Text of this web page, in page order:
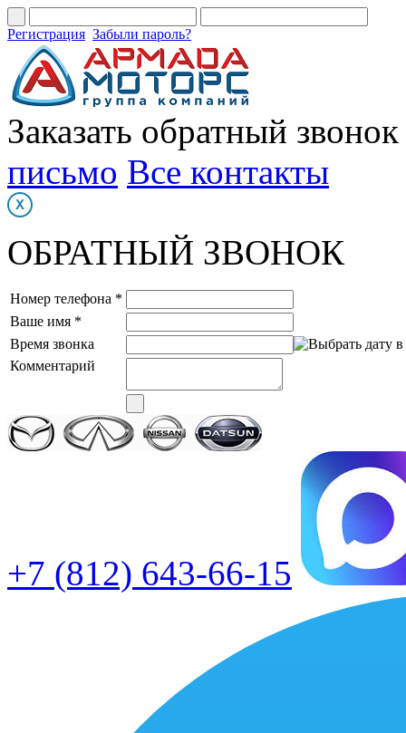
Регистрация Забыли пароль?
Заказать обратный звонок
письмо Все контакты
ОБРАТНЫЙ ЗВОНОК
Номер телефона *
Ваше имя *
Время звонка
Комментарий
+7 (812) 643-66-15